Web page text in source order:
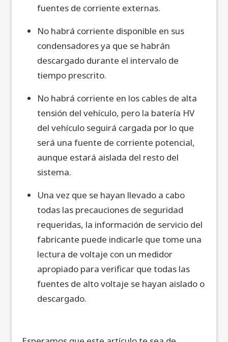
fuentes de corriente externas.
No habrá corriente disponible en sus
condensadores ya que se habrán
descargado durante el intervalo de
tiempo prescrito.
No habrá corriente en los cables de alta
tensión del vehículo, pero la batería HV
del vehículo seguirá cargada por lo que
será una fuente de corriente potencial,
aunque estará aislada del resto del
sistema.
Una vez que se hayan llevado a cabo
todas las precauciones de seguridad
requeridas, la información de servicio del
fabricante puede indicarle que tome una
lectura de voltaje con un medidor
apropiado para verificar que todas las
fuentes de alto voltaje se hayan aislado o
descargado.